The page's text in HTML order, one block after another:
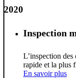
2020
Inspection
L’inspection
rapide et la plus
En savoir plus